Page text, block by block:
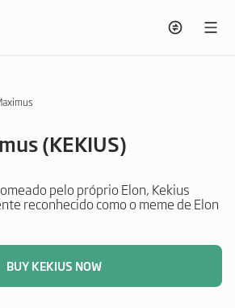
(KEKIUS)
pelo próprio Elon, Kekius
reconhecido como o meme de Elon
BUY KEKIUS NOW